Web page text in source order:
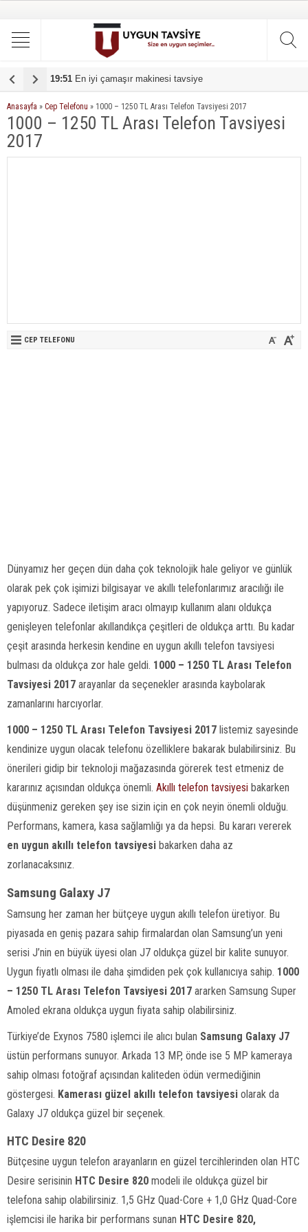
19:51 En iyi çamaşır makinesi tavsiye
Anasayfa » Cep Telefonu » 1000 – 1250 TL Arası Telefon Tavsiyesi 2017
1000 – 1250 TL Arası Telefon Tavsiyesi
2017
CEP TELEFONU
Dünyamız her geçen dün daha çok teknolojik hale geliyor ve günlük
olarak pek çok işimizi bilgisayar ve akıllı telefonlarımız aracılığı ile
yapıyoruz. Sadece iletişim aracı olmayıp kullanım alanı oldukça
genişleyen telefonlar akıllandıkça çeşitleri de oldukça arttı. Bu kadar
çeşit arasında herkesin kendine en uygun akıllı telefon tavsiyesi
bulması da oldukça zor hale geldi. 1000 – 1250 TL Arası Telefon
Tavsiyesi 2017 arayanlar da seçenekler arasında kaybolarak
zamanlarını harcıyorlar.
1000 – 1250 TL Arası Telefon Tavsiyesi 2017 listemiz sayesinde
kendinize uygun olacak telefonu özelliklere bakarak bulabilirsiniz. Bu
önerileri gidip bir teknoloji mağazasında görerek test etmeniz de
kararınız açısından oldukça önemli. Akıllı telefon tavsiyesi bakarken
düşünmeniz gereken şey ise sizin için en çok neyin önemli olduğu.
Performans, kamera, kasa sağlamlığı ya da hepsi. Bu kararı vererek
en uygun akıllı telefon tavsiyesi bakarken daha az
zorlanacaksınız.
Samsung Galaxy J7
Samsung her zaman her bütçeye uygun akıllı telefon üretiyor. Bu
piyasada en geniş pazara sahip firmalardan olan Samsung’un yeni
serisi J’nin en büyük üyesi olan J7 oldukça güzel bir kalite sunuyor.
Uygun fiyatlı olması ile daha şimdiden pek çok kullanıcıya sahip. 1000
– 1250 TL Arası Telefon Tavsiyesi 2017 ararken Samsung Super
Amoled ekrana oldukça uygun fiyata sahip olabilirsiniz.
Türkiye’de Exynos 7580 işlemci ile alıcı bulan Samsung Galaxy J7
üstün performans sunuyor. Arkada 13 MP, önde ise 5 MP kameraya
sahip olması fotoğraf açısından kaliteden ödün vermediğinin
göstergesi. Kamerası güzel akıllı telefon tavsiyesi olarak da
Galaxy J7 oldukça güzel bir seçenek.
HTC Desire 820
Bütçesine uygun telefon arayanların en güzel tercihlerinden olan HTC
Desire serisinin HTC Desire 820 modeli ile oldukça güzel bir
telefona sahip olabilirsiniz. 1,5 GHz Quad-Core + 1,0 GHz Quad-Core
işlemcisi ile harika bir performans sunan HTC Desire 820,